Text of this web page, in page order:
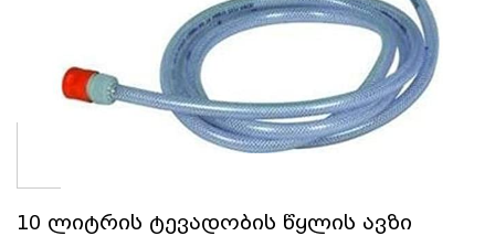
10 ლიტრის ტევადობის წყლის ავზი